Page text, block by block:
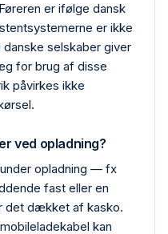
er ifølge dansk
er ikke
selskaber giver
for brug af disse
påvirkes ikke
ved opladning?
opladning — fx
fast eller en
det dækket af kasko.
kan